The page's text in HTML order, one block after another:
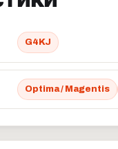
G4KJ
Optima / Magentis